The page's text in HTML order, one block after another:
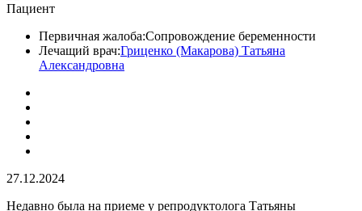
Пациент
Первичная жалоба:Сопровождение беременности
Лечащий врач:Гриценко (Макарова) Татьяна
Александровна
27.12.2024
Недавно была на приеме у репродуктолога Татьяны